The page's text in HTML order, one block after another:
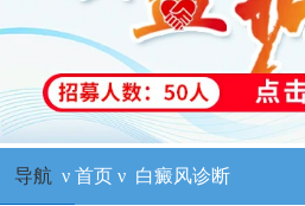
导航 ν 首页ν 白癜风诊断